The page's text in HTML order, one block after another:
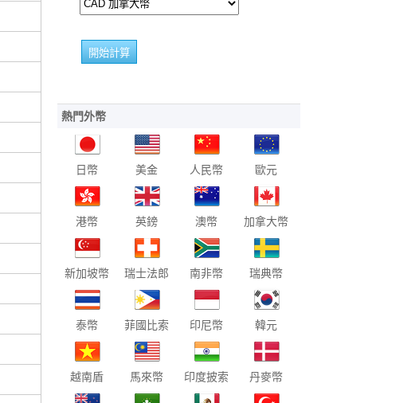
熱門外幣
日幣 美金 人民幣 歐元
港幣 英鎊 澳幣 加拿大幣
新加坡幣 瑞士法郎 南非幣 瑞典幣
泰幣 菲國比索 印尼幣 韓元
越南盾 馬來幣 印度披索 丹麥幣